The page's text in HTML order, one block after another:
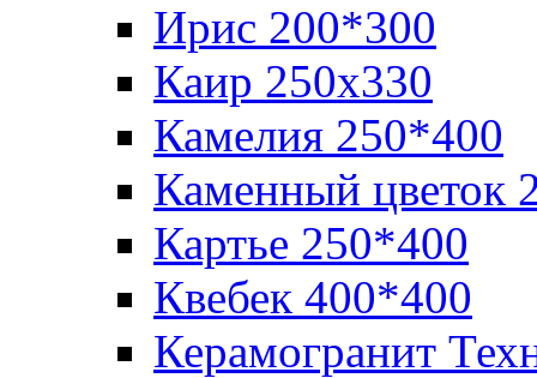
Ирис 200*300
Каир 250х330
Камелия 250*400
Каменный цветок
Картье 250*400
Квебек 400*400
Керамогранит